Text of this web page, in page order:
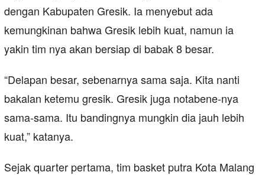
dengan Kabupaten Gresik. Ia menyebut ada
kemungkinan bahwa Gresik lebih kuat, namun ia
yakin tim nya akan bersiap di babak 8 besar.
“Delapan besar, sebenarnya sama saja. Kita nanti
bakalan ketemu gresik. Gresik juga notabene-nya
sama-sama. Itu bandingnya mungkin dia jauh lebih
kuat,” katanya.
Sejak quarter pertama, tim basket putra Kota Malang